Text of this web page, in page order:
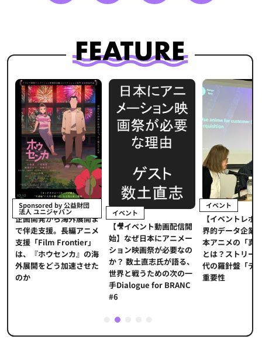
Sponsored by 公益財団
法人 ユニジャパン
企画開発から海外展開ま
で伴走支援。長編アニメ
支援「Film Frontier」
は、『ホウセンカ』の海
外展開をどう加速させた
のか
イベント
【🎥イベント動画配信開
始】なぜ日本にアニメー
ション映画祭が必要なの
か？ 数土直志氏が語る、
世界と戦うための次の一
手Dialogue for BRANC
#6
イベント
【イベントレポ
界的データ企業
本アニメの「真
とは？ストリー
代の羅針盤「デ
重要性
2